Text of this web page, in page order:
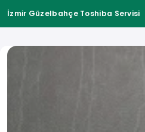
İzmir Güzelbahçe Toshiba Servisi